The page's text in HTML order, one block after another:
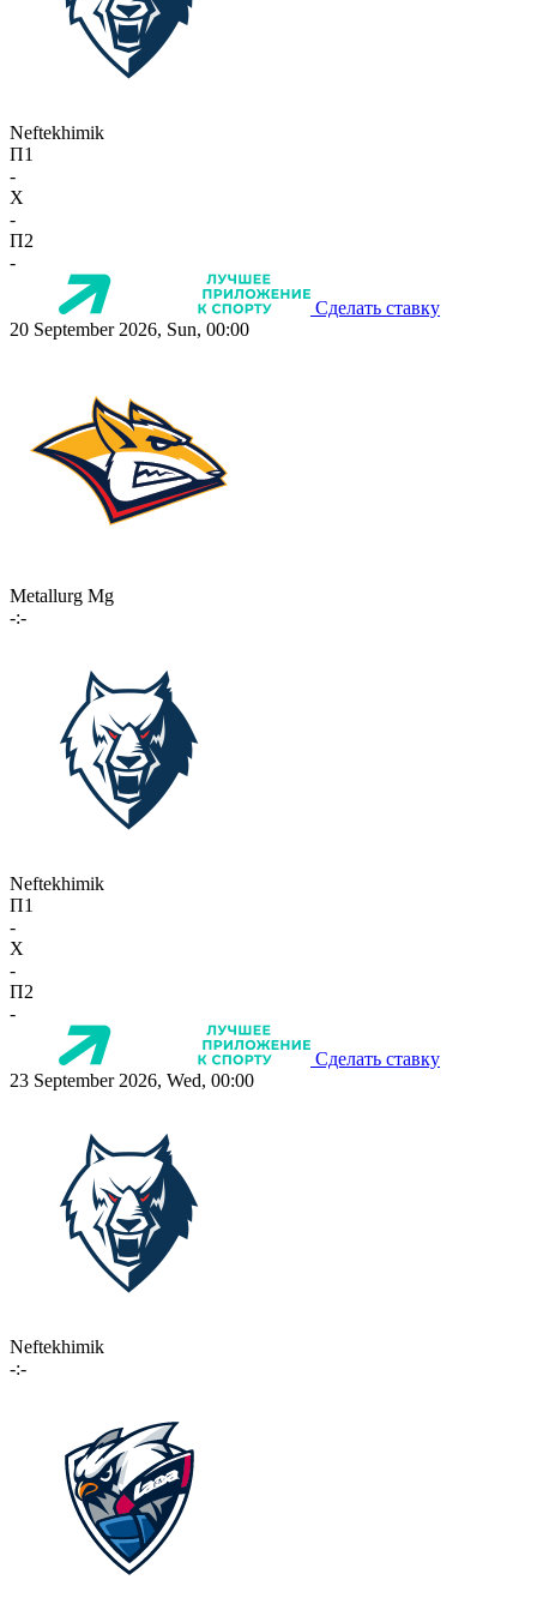
Neftekhimik
П1
-
X
-
П2
-
Сделать ставку
20 September 2026, Sun, 00:00
Metallurg Mg
-:-
Neftekhimik
П1
-
X
-
П2
-
Сделать ставку
23 September 2026, Wed, 00:00
Neftekhimik
-:-